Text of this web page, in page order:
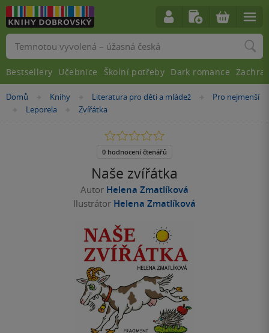
Nacházíte
Domů »Knihy »Literatura pro děti a mládež »Pro nejmenší
»
Leporela »
Zvířátka
Naše zvířátka
Autor Helena Zmatlíková
Ilustrátor Helena Zmatlíková
0.0
5
0 hodnocení čtenářů
Vyhledávání
Bestsellery Učebnice Školní potřeby Dark romance